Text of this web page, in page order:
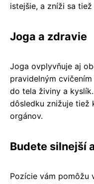
istejšie, a zníži sa
Joga a zdravie
Joga ovplyvňuje aj
pravidelným
do tela živiny a
dôsledku znižuje tiež
orgánov.
Budete silnejší
Pozície vám pomôžu